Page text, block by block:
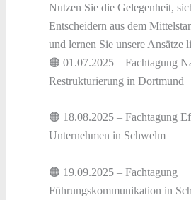
Nutzen Sie die Gelegenheit,
Entscheidern aus dem
und lernen Sie unsere Ansätze
🟠 01.07.2025 – Fachtagung
Restrukturierung in Dortmund
🟠 18.08.2025 – Fachtagung
Unternehmen in Schwelm
🟠 19.09.2025 – Fachtagung
Führungskommunikation in